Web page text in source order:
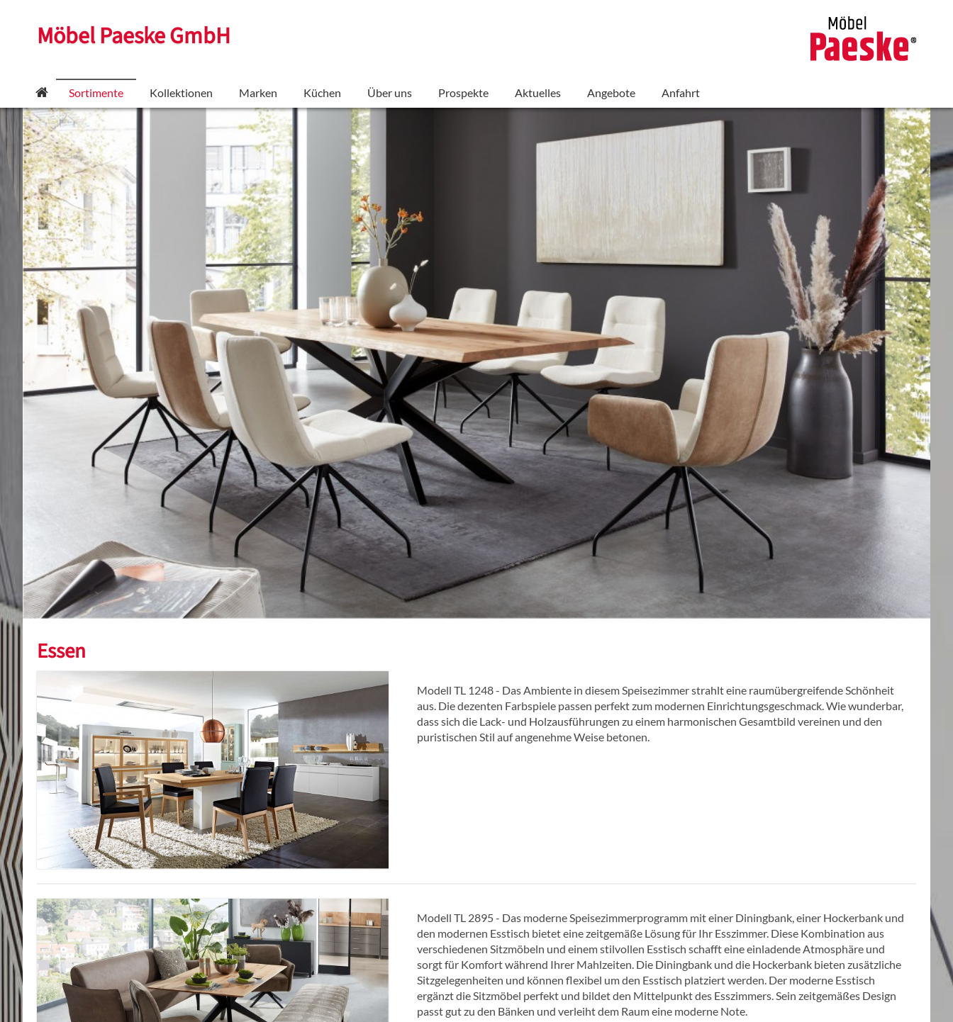
Möbel Paeske GmbH
Sortimente Kollektionen Marken Küchen Über uns Prospekte Aktuelles Angebote Anfahrt
Essen
Modell TL 1248 - Das Ambiente in diesem Speisezimmer strahlt eine raumübergreifende Schönheit
aus. Die dezenten Farbspiele passen perfekt zum modernen Einrichtungsgeschmack. Wie wunderbar,
dass sich die Lack- und Holzausführungen zu einem harmonischen Gesamtbild vereinen und den
puristischen Stil auf angenehme Weise betonen.
Modell TL 2895 - Das moderne Speisezimmerprogramm mit einer Diningbank, einer Hockerbank und
den modernen Esstisch bietet eine zeitgemäße Lösung für Ihr Esszimmer. Diese Kombination aus
verschiedenen Sitzmöbeln und einem stilvollen Esstisch schafft eine einladende Atmosphäre und
sorgt für Komfort während Ihrer Mahlzeiten. Die Diningbank und die Hockerbank bieten zusätzliche
Sitzgelegenheiten und können flexibel um den Esstisch platziert werden. Der moderne Esstisch
ergänzt die Sitzmöbel perfekt und bildet den Mittelpunkt des Esszimmers. Sein zeitgemäßes Design
passt gut zu den Bänken und verleiht dem Raum eine moderne Note.